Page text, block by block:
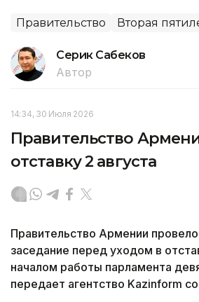
Правительство Вторая
Серик Сабеков
Автор
14:34, 30 Июля 2026
Правительство
отставку 2 августа
Правительство Армении
заседание перед уходом в
началом работы парламента
передает агентство Kazinform